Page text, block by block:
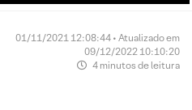
01/11/2021 12:08:44 • Atualizado em
09/12/2022 10:10:20
4 minutos de leitura